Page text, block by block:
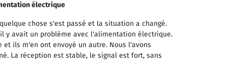
électrique
chose s'est passé et la situation a changé.
y avait un problème avec l'alimentation électrique.
et ils m'en ont envoyé un autre. Nous l'avons
La réception est stable, le signal est fort, sans